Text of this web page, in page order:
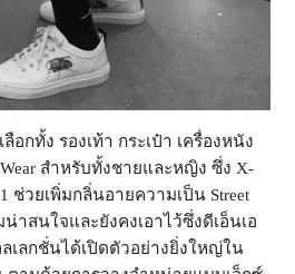
กทั้ง รองเท้า กระเป๋า เครื่องหนัง
สำหรับทั้งชายและหญิง ซึ่ง X-
ช่วยเพิ่มกลิ่นอายความเป็น Street
าสนใจและยังคงเอาไว้ซึ่งดีเอ็นเอ
เลกชั่นได้เปิดตัวอย่างยิ่งใหญ่ใน